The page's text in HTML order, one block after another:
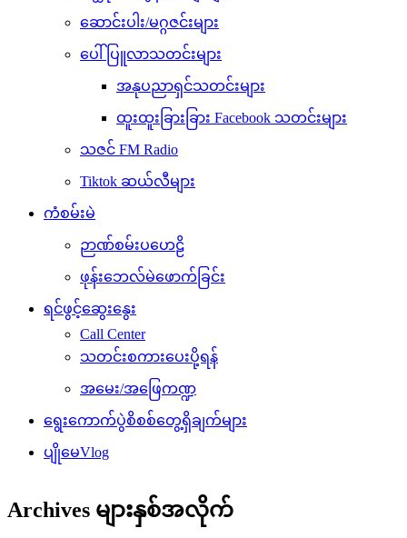
ဆောင်းပါး/မဂ္ဂဇင်းများ
ပေါ်ပြူလာသတင်းများ
အနုပညာရှင်သတင်းများ
ထူးထူးခြားခြား Facebook သတင်းများ
သဇင် FM Radio
Tiktok ဆယ်လီများ
ကံစမ်းမဲ
ဉာဏ်စမ်းပဟေဠိ
ဖုန်းဘေလ်မဲဖောက်ခြင်း
ရင်ဖွင့်ဆွေးနွေး
Call Center
သတင်းစကားပေးပို့ရန်
အမေး/အဖြေကဏ္ဍ
ရွေးကောက်ပွဲစိစစ်တွေ့ရှိချက်များ
ပျိုမေVlog
Archives များနှစ်အလိုက်